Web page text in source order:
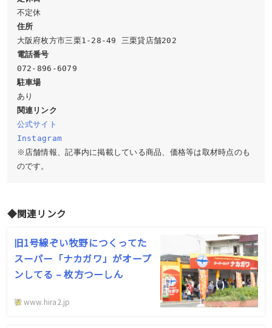
住所
駐車場
関連リンク
公式サイト
Instagram
※店舗情報、記事内に掲載している商品、価格等は取材時点のも
のです。
◆関連リンク
旧1号線ぞい牧野につくってた
スーパー「ナカガワ」がオープ
ンしてる – 枚方つーしん
www.hira2.jp